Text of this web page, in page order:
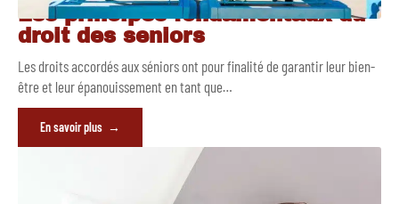
Les principes fondamentaux du
droit des seniors
Les droits accordés aux séniors ont pour finalité de garantir leur bien-
être et leur épanouissement en tant que…
En savoir plus